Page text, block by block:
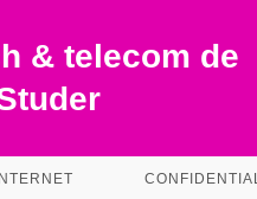
& telecom de